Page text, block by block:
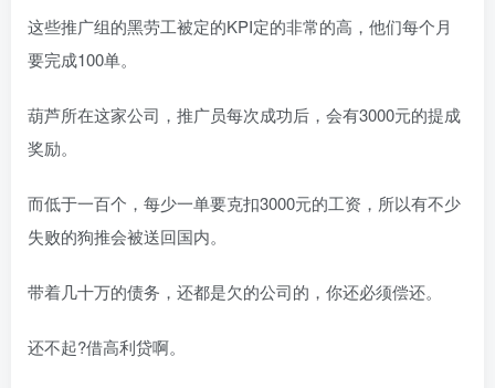
这些推广组的黑劳工被定的KPI定的非常的高，他们每个月
要完成100单。
葫芦所在这家公司，推广员每次成功后，会有3000元的提成
奖励。
而低于一百个，每少一单要克扣3000元的工资，所以有不少
失败的狗推会被送回国内。
带着几十万的债务，还都是欠的公司的，你还必须偿还。
还不起?借高利贷啊。